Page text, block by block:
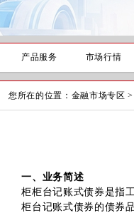
产品服务 市场行情
您所在的位置： 金融市场专区
一、业务简述
柜柜台记账式债券是指工
柜台记账式债券的债券品